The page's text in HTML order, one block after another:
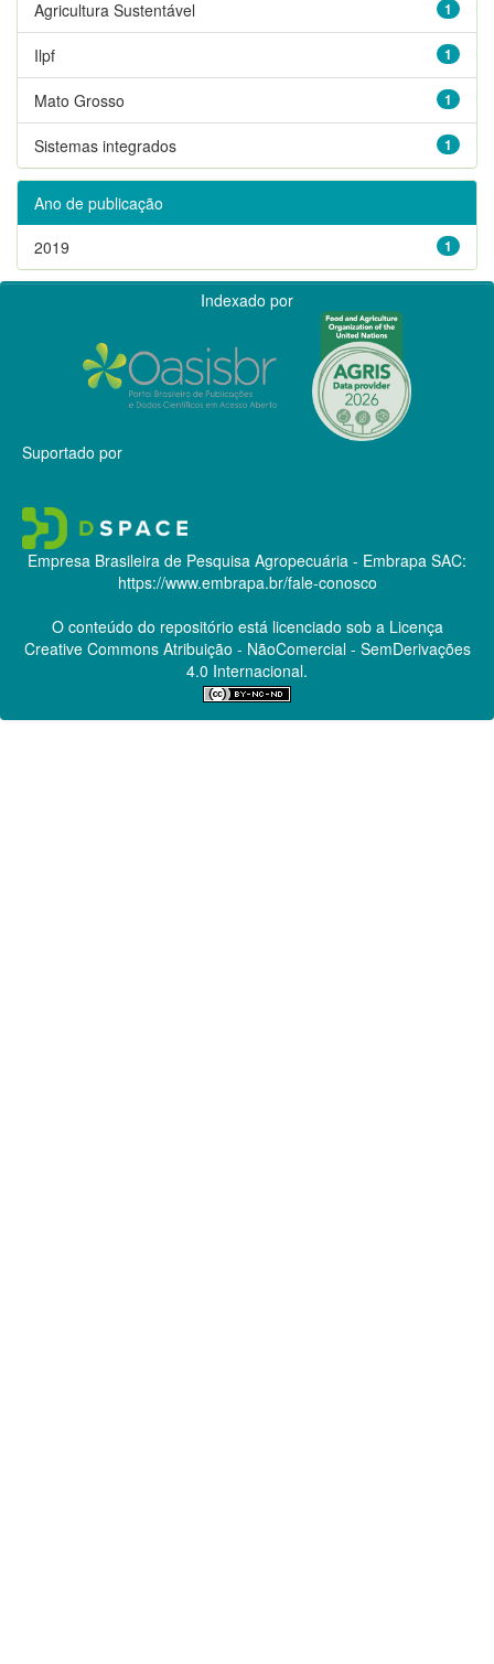
1
Agricultura Sustentável
1
Ilpf
1
Mato Grosso
1
Sistemas integrados
Ano de publicação
1
2019
Indexado por
Suportado por
Empresa Brasileira de Pesquisa Agropecuária - Embrapa SAC:
https://www.embrapa.br/fale-conosco
O conteúdo do repositório está licenciado sob a Licença
Creative CommonsAtribuição - NãoComercial - SemDerivações
4.0 Internacional.